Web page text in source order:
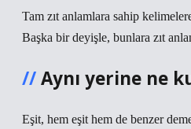
Tam zıt anlamlara sahip
Başka bir deyişle, bunlara zıt
Aynı yerine ne
Eşit, hem eşit hem de benzer